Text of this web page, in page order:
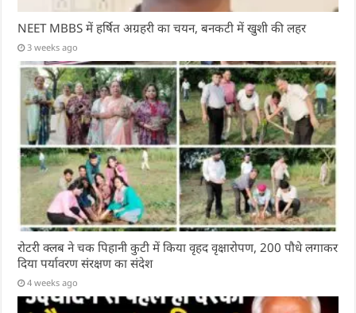
NEET MBBS में हर्षित अग्रहरी का चयन, बनकटी में खुशी की लहर
3 weeks ago
रोटरी क्लब ने चक पिहानी कुटी में किया वृहद वृक्षारोपण, 200 पौधे लगाकर
दिया पर्यावरण संरक्षण का संदेश
4 weeks ago